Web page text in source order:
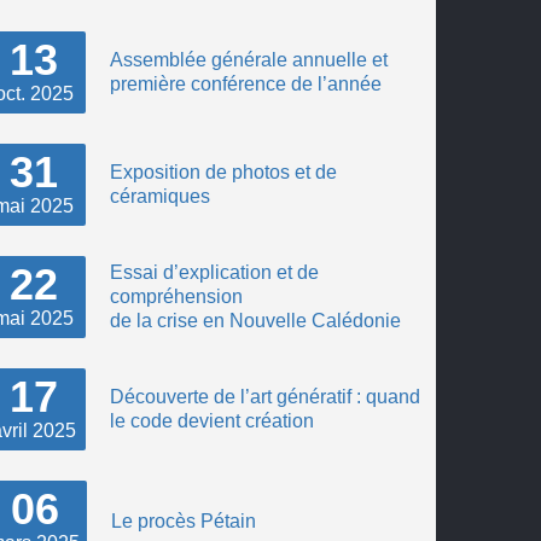
13
2025
Assemblée générale annuelle et
première conférence de l’année
31
2025
Exposition de photos et de
céramiques
22
2025
Essai d’explication et de
compréhension
de la crise en Nouvelle Calédonie
17
2025
Découverte de l’art génératif : quand
le code devient création
06 Le procès Pétain